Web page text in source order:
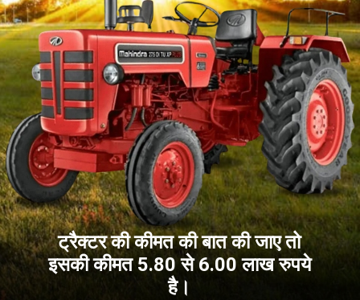
ट्रैक्टर की कीमत की बात की जाए तो
इसकी कीमत 5.80 से 6.00 लाख रुपये
है।